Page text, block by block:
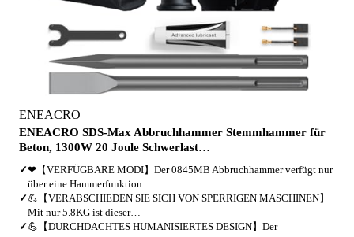
ENEACRO
ENEACRO SDS-Max Abbruchhammer Stemmhammer für
Beton, 1300W 20 Joule Schwerlast…
✓❤【VERFÜGBARE MODI】Der 0845MB Abbruchhammer verfügt nur
über eine Hammerfunktion…
✓💪【VERABSCHIEDEN SIE SICH VON SPERRIGEN MASCHINEN】
Mit nur 5.8KG ist dieser…
✓💪【DURCHDACHTES HUMANISIERTES DESIGN】Der